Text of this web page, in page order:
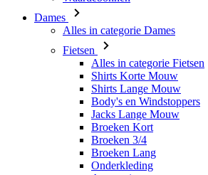
Shirts Lange Mouw
Body's en Windstoppers
Jacks Lange Mouw
Broeken Kort
Broeken 3/4
Broeken Lang
Onderkleding
Accessoires
Mutsen en Petten
Handschoenen
Sokken
Overig